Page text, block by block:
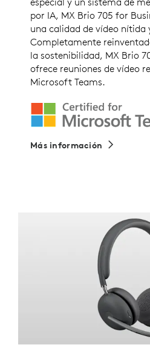
por IA, MX Brio 705 for
una calidad de vídeo nítida
Completamente
la sostenibilidad, MX Brio
ofrece reuniones de vídeo
Microsoft Teams.
Más información